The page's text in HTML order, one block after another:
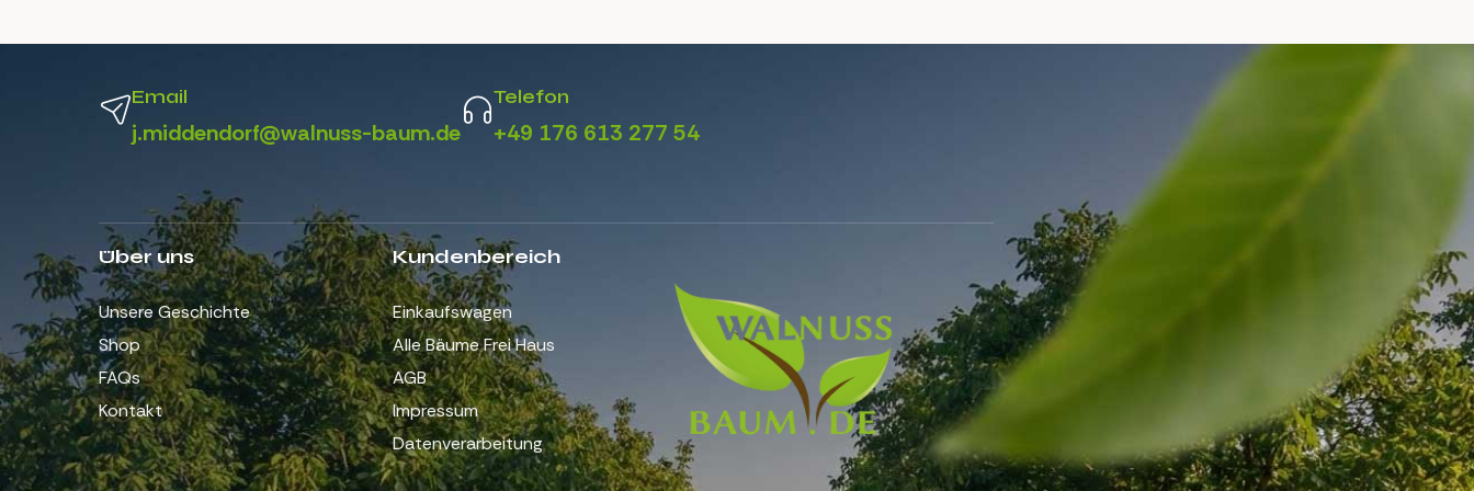
Email
j.middendorf@walnuss-baum.de
Telefon
+49 176 613 277 54
Über uns
Unsere Geschichte
Shop
FAQs
Kontakt
Kundenbereich
Einkaufswagen
Alle Bäume Frei Haus
AGB
Impressum
Datenverarbeitung